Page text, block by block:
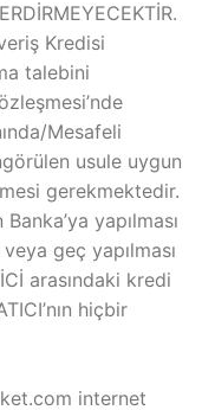
Kredisi
talebini
Mesafeli
usule uygun
gerekmektedir.
yapılması
geç yapılması
arasındaki kredi
hiçbir
internet